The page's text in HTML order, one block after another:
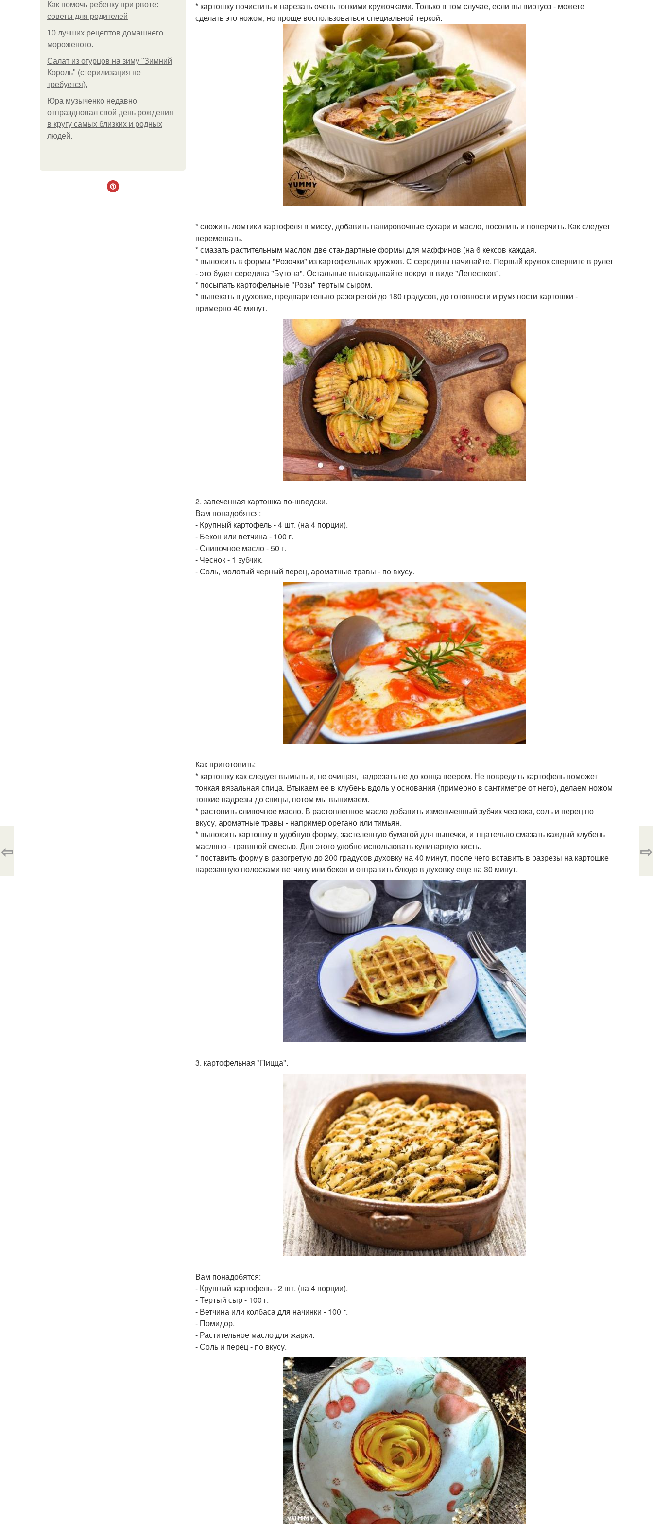
Как помочь ребенку при рвоте:
советы для родителей
10 лучших рецептов домашнего
мороженого.
Салат из огурцов на зиму "Зимний
Король" (стерилизация не
требуется).
Юра музыченко недавно
отпраздновал свой день рождения
в кругу самых близких и родных
людей.
* картошку почистить и нарезать очень тонкими кружочками. Только в том случае, если вы виртуоз - можете
сделать это ножом, но проще воспользоваться специальной теркой.
* сложить ломтики картофеля в миску, добавить панировочные сухари и масло, посолить и поперчить. Как следует
перемешать.
* смазать растительным маслом две стандартные формы для маффинов (на 6 кексов каждая.
* выложить в формы "Розочки" из картофельных кружков. С середины начинайте. Первый кружок сверните в рулет
- это будет середина "Бутона". Остальные выкладывайте вокруг в виде "Лепестков".
* посыпать картофельные "Розы" тертым сыром.
* выпекать в духовке, предварительно разогретой до 180 градусов, до готовности и румяности картошки -
примерно 40 минут.
2. запеченная картошка по-шведски.
Вам понадобятся:
- Крупный картофель - 4 шт. (на 4 порции).
- Бекон или ветчина - 100 г.
- Сливочное масло - 50 г.
- Чеснок - 1 зубчик.
- Соль, молотый черный перец, ароматные травы - по вкусу.
Как приготовить:
* картошку как следует вымыть и, не очищая, надрезать не до конца веером. Не повредить картофель поможет
тонкая вязальная спица. Втыкаем ее в клубень вдоль у основания (примерно в сантиметре от него), делаем ножом
тонкие надрезы до спицы, потом мы вынимаем.
* растопить сливочное масло. В растопленное масло добавить измельченный зубчик чеснока, соль и перец по
вкусу, ароматные травы - например орегано или тимьян.
* выложить картошку в удобную форму, застеленную бумагой для выпечки, и тщательно смазать каждый клубень
масляно - травяной смесью. Для этого удобно использовать кулинарную кисть.
* поставить форму в разогретую до 200 градусов духовку на 40 минут, после чего вставить в разрезы на картошке
нарезанную полосками ветчину или бекон и отправить блюдо в духовку еще на 30 минут.
3. картофельная "Пицца".
Вам понадобятся:
- Крупный картофель - 2 шт. (на 4 порции).
- Тертый сыр - 100 г.
- Ветчина или колбаса для начинки - 100 г.
- Помидор.
- Растительное масло для жарки.
- Соль и перец - по вкусу.
⇦ ⇨